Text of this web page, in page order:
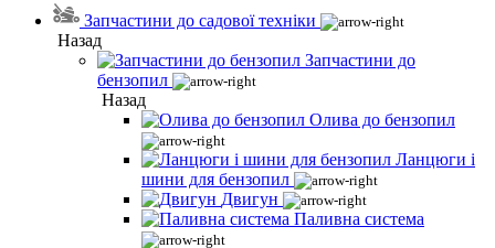
Запчастини до садової техніки
Назад
Запчастини до
бензопил
Назад
Олива до бензопил
Ланцюги і
шини для бензопил
Двигун
Паливна система